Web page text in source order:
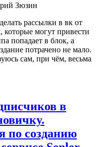
Зюзин
рассылки в вк от
которые могут привести
попадает в блок, а
потрачено не мало.
сам, при чём, весьма
в
по созданию